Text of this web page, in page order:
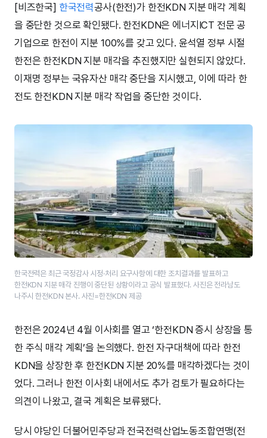
[비즈한국] 한국전력공사(한전)가 한전KDN 지분 매각 계획
을 중단한 것으로 확인됐다. 한전KDN은 에너지ICT 전문 공
기업으로 한전이 지분 100%를 갖고 있다. 윤석열 정부 시절
한전은 한전KDN 지분 매각을 추진했지만 실현되지 않았다.
이재명 정부는 국유자산 매각 중단을 지시했고, 이에 따라 한
전도 한전KDN 지분 매각 작업을 중단한 것이다.
한국전력은 최근 국정감사 시정·처리 요구사항에 대한 조치결과를 발표하고
한전KDN 지분 매각 진행이 중단된 상황이라고 공식 발표했다. 사진은 전라남도
나주시 한전KDN 본사. 사진=한전KDN 제공
한전은 2024년 4월 이사회를 열고 ‘한전KDN 증시 상장을 통
한 주식 매각 계획’을 논의했다. 한전 자구대책에 따라 한전
KDN을 상장한 후 한전KDN 지분 20%를 매각하겠다는 것이
었다. 그러나 한전 이사회 내에서도 추가 검토가 필요하다는
의견이 나왔고, 결국 계획은 보류됐다.
당시 야당인 더불어민주당과 전국전력산업노동조합연맹(전